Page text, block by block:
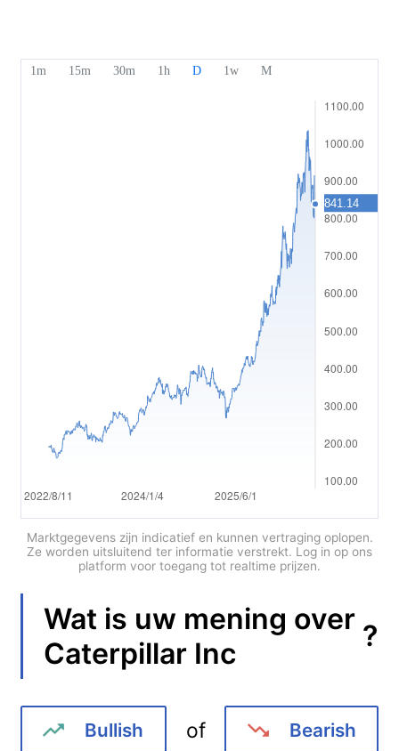
Beveiliging van klantengelden
Deutsch
Français
Nederlands
Polski
Marktgegevens zijn indicatief en kunnen vertraging oplopen.
Ze worden uitsluitend ter informatie verstrekt. Log in op ons
platform voor toegang tot realtime prijzen.
Wat is uw mening over
Caterpillar Inc
?
Bullish of Bearish